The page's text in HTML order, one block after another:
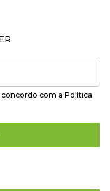
concordo com a Política